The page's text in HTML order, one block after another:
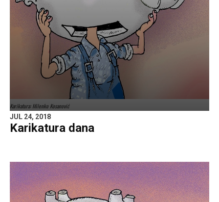
Karikatura: Milenko Kosanović
JUL 24, 2018
Karikatura dana